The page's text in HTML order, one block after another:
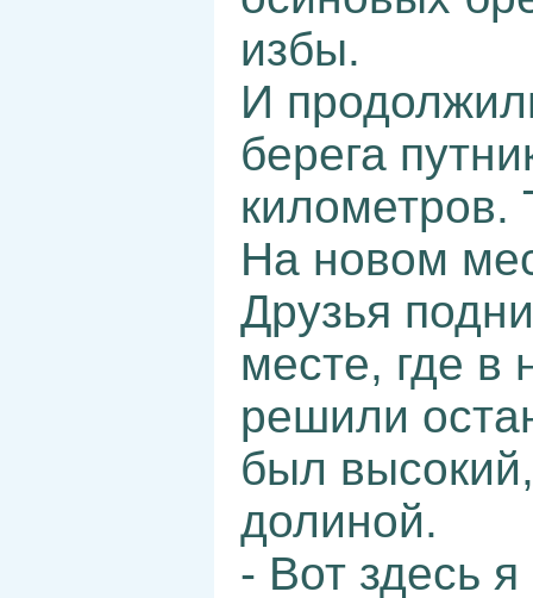
избы.
И
берега
километров.
На новом
Друзья
месте, где в
решили
был
долиной.
- Вот здесь